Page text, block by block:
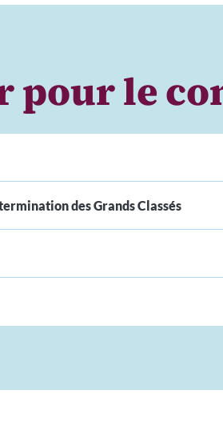
pour le
des Grands Classés